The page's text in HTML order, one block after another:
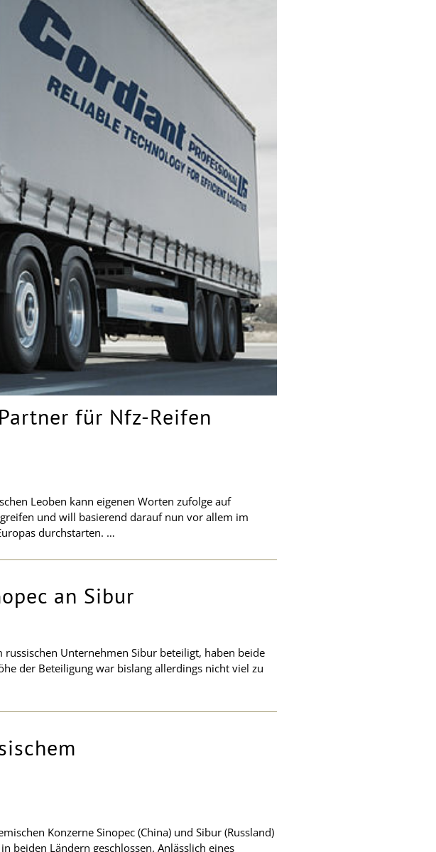
für Nfz-Reifen
Leoben kann eigenen Worten zufolge auf
und will basierend darauf nun vor allem im
durchstarten. …
an Sibur
Unternehmen Sibur beteiligt, haben beide
der Beteiligung war bislang allerdings nicht viel zu
Konzerne Sinopec (China) und Sibur (Russland)
beiden Ländern geschlossen. Anlässlich eines